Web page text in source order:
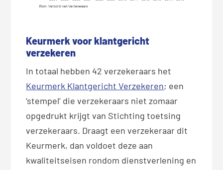
Keurmerk voor klantgericht
verzekeren
In totaal hebben 42 verzekeraars het
Keurmerk Klantgericht Verzekeren; een
‘stempel’ die verzekeraars niet zomaar
opgedrukt krijgt van Stichting toetsing
verzekeraars. Draagt een verzekeraar dit
Keurmerk, dan voldoet deze aan
kwaliteitseisen rondom dienstverlening en